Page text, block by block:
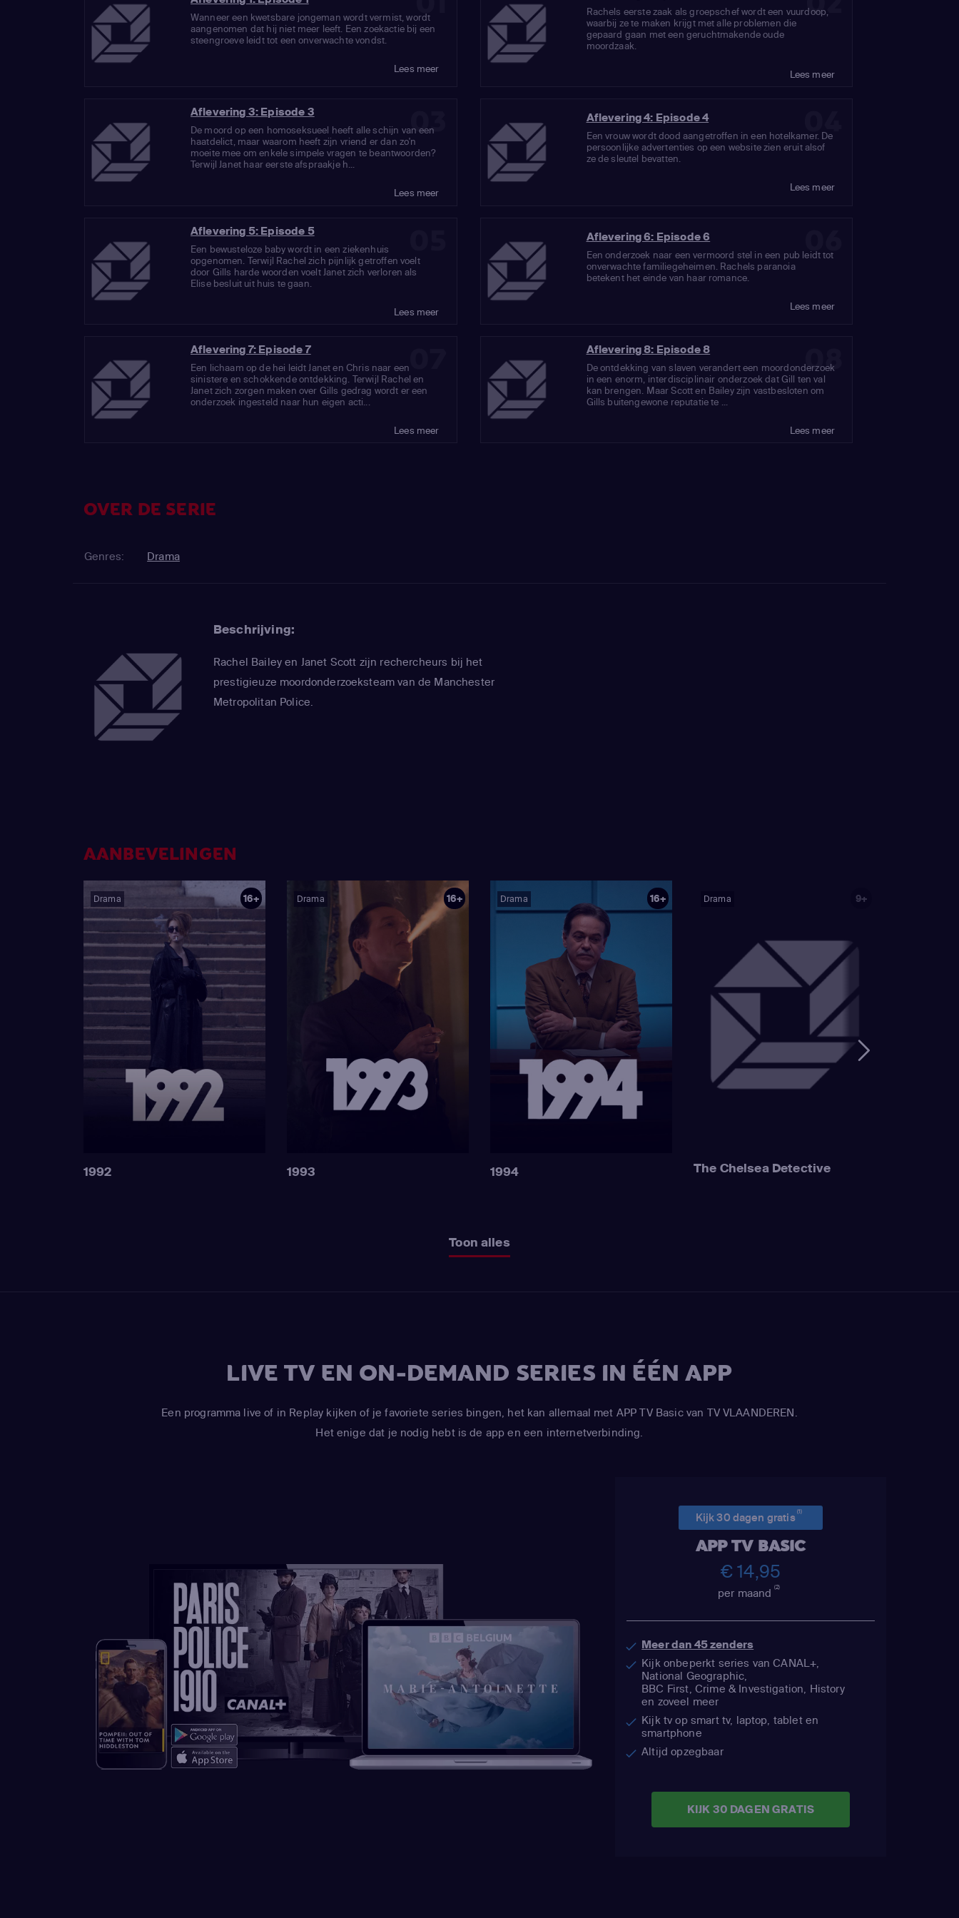
Wanneer een kwetsbare jongeman wordt vermist, wordt
aangenomen dat hij niet meer leeft. Een zoekactie bij een
steengroeve leidt tot een onverwachte vondst.
Lees meer
Rachels eerste zaak als groepschef wordt een vuurdoop,
waarbij ze te maken krijgt met alle problemen die
gepaard gaan met een geruchtmakende oude
moordzaak.
Lees meer
03
Aflevering 3: Episode 3
De moord op een homoseksueel heeft alle schijn van een
haatdelict, maar waarom heeft zijn vriend er dan zo'n
moeite mee om enkele simpele vragen te beantwoorden?
Terwijl Janet haar eerste afspraakje h...
Lees meer
04
Aflevering 4: Episode 4
Een vrouw wordt dood aangetroffen in een hotelkamer. De
persoonlijke advertenties op een website zien eruit alsof
ze de sleutel bevatten.
Lees meer
Aflevering 5: Episode 5
Een bewusteloze baby wordt in een ziekenhuis
opgenomen. Terwijl Rachel zich pijnlijk getroffen voelt
door Gills harde woorden voelt Janet zich verloren als
Elise besluit uit huis te gaan.
Lees meer
06
Aflevering 6: Episode 6
Een onderzoek naar een vermoord stel in een pub leidt tot
onverwachte familiegeheimen. Rachels paranoia
betekent het einde van haar romance.
Lees meer
Aflevering 7: Episode 7
Een lichaam op de hei leidt Janet en Chris naar een
sinistere en schokkende ontdekking. Terwijl Rachel en
Janet zich zorgen maken over Gills gedrag wordt er een
onderzoek ingesteld naar hun eigen acti...
Lees meer
08
Aflevering 8: Episode 8
De ontdekking van slaven verandert een moordonderzoek
in een enorm, interdisciplinair onderzoek dat Gill ten val
kan brengen. Maar Scott en Bailey zijn vastbesloten om
Gills buitengewone reputatie te ...
Lees meer
OVER DE SERIE
Genres: Drama
Beschrijving:
Rachel Bailey en Janet Scott zijn rechercheurs bij het
prestigieuze moordonderzoeksteam van de Manchester
Metropolitan Police.
AANBEVELINGEN
Drama 16+
1992
Drama 16+
1993
Drama 16+
1994
Drama 9+
The Chelsea Detective
Toon alles
LIVE TV EN ON-DEMAND SERIES IN ÉÉN APP
Een programma live of in Replay kijken of je favoriete series bingen, het kan allemaal met APP TV Basic van TV VLAANDEREN.
Het enige dat je nodig hebt is de app en een internetverbinding.
Kijk 30 dagen gratis(1)
APP TV BASIC
€ 14,95
per maand(2)
Meer dan 45 zenders
Kijk onbeperkt series van CANAL+,
National Geographic,
BBC First, Crime & Investigation, History
en zoveel meer
Kijk tv op smart tv, laptop, tablet en
smartphone
Altijd opzegbaar
KIJK 30 DAGEN GRATIS